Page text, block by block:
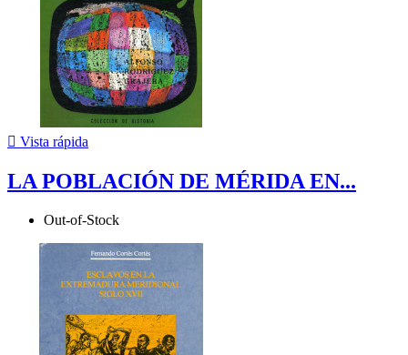
 Vista rápida
LA POBLACIÓN DE MÉRIDA EN...
Out-of-Stock